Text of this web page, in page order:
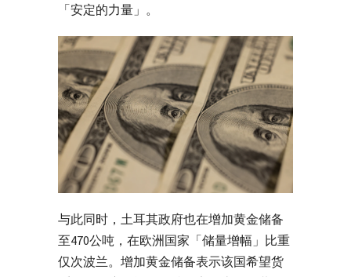
「安定的力量」。
与此同时，土耳其政府也在增加黄金储备
至470公吨，在欧洲国家「储量增幅」比重
仅次波兰。增加黄金储备表示该国希望货